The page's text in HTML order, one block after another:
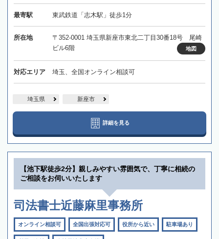
最寄駅 東武鉄道「志木駅」徒歩1分
所在地
〒352-0001 埼玉県新座市東北二丁目30番18号 尾崎
ビル6階
地図
対応エリア 埼玉、全国オンライン相談可
埼玉県 新座市
詳細を見る
【池下駅徒歩2分】親しみやすい雰囲気で、丁寧に相続の
ご相談をお伺いいたします
司法書士近藤麻里事務所
オンライン相談可 全国出張対応可 役所から近い 駐車場あり